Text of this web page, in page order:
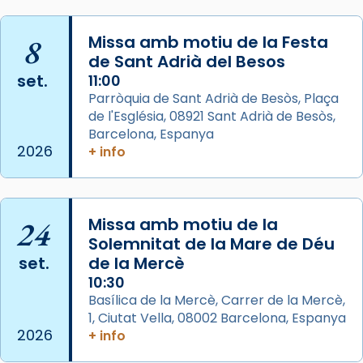
Mataró en reivindicarà les relíquies fins que
les aconseguirà el 1772. L’ofici que es canta
a la “Missa de les Santes” (“Missa de
Glòria”) fou composta el 1848 per Mn.
Manuel Blanch, amb aire d’òpera
italianitzant; s’interpreta per privilegi
pontifici, amb orquestra i cor, i té una
duració aproximada de tres hores. Després,
processó (recuperada el 1972) al voltant
del temple amb les relíquies de les santes.
Des de 1985 hi participa també un grup de
diablesses amb música i ball propis. Festa
gran a Mataró.
«Si vols saber què és calor, ves per les
Santes a Mataró»🥵.
Photo
8
set.
2026
Missa amb motiu de la Festa
de Sant Adrià del Besos
11:00
Parròquia de Sant Adrià de Besòs, Plaça
de l'Església, 08921 Sant Adrià de Besòs,
Barcelona, Espanya
+ info
24
set.
2026
Missa amb motiu de la
Solemnitat de la Mare de Déu
de la Mercè
10:30
Basílica de la Mercè, Carrer de la Mercè,
1, Ciutat Vella, 08002 Barcelona, Espanya
+ info